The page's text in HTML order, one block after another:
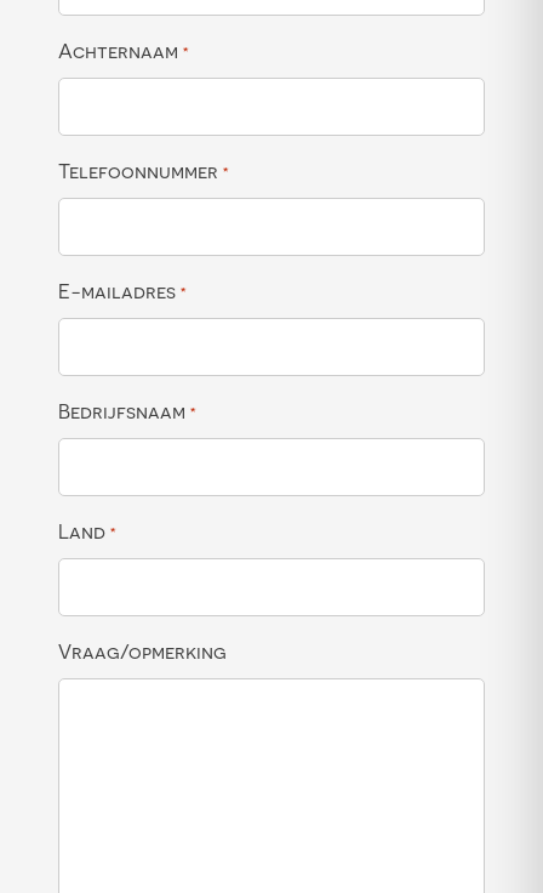
Achternaam *
Telefoonnummer *
E-mailadres *
Bedrijfsnaam *
Land *
Vraag/opmerking